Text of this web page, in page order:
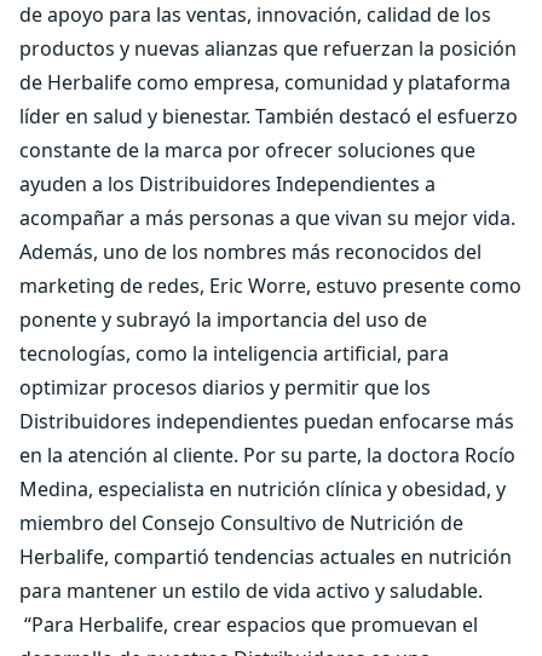
de apoyo para las ventas, innovación, calidad de los
productos y nuevas alianzas que refuerzan la posición
de Herbalife como empresa, comunidad y plataforma
líder en salud y bienestar. También destacó el esfuerzo
constante de la marca por ofrecer soluciones que
ayuden a los Distribuidores Independientes a
acompañar a más personas a que vivan su mejor vida.
Además, uno de los nombres más reconocidos del
marketing de redes, Eric Worre, estuvo presente como
ponente y subrayó la importancia del uso de
tecnologías, como la inteligencia artificial, para
optimizar procesos diarios y permitir que los
Distribuidores independientes puedan enfocarse más
en la atención al cliente. Por su parte, la doctora Rocío
Medina, especialista en nutrición clínica y obesidad, y
miembro del Consejo Consultivo de Nutrición de
Herbalife, compartió tendencias actuales en nutrición
para mantener un estilo de vida activo y saludable.
“Para Herbalife, crear espacios que promuevan el